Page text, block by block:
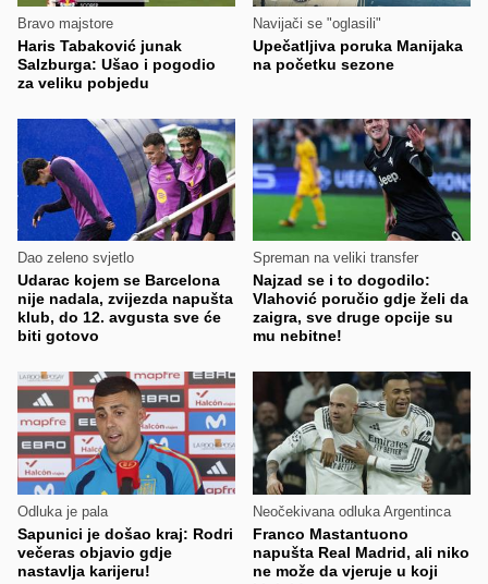
Bravo majstore
Haris Tabaković junak
Salzburga: Ušao i pogodio
za veliku pobjedu
Navijači se "oglasili"
Upečatljiva poruka Manijaka
na početku sezone
Dao zeleno svjetlo
Udarac kojem se Barcelona
nije nadala, zvijezda napušta
klub, do 12. avgusta sve će
biti gotovo
Spreman na veliki transfer
Najzad se i to dogodilo:
Vlahović poručio gdje želi da
zaigra, sve druge opcije su
mu nebitne!
Odluka je pala
Sapunici je došao kraj: Rodri
večeras objavio gdje
nastavlja karijeru!
Neočekivana odluka Argentinca
Franco Mastantuono
napušta Real Madrid, ali niko
ne može da vjeruje u koji